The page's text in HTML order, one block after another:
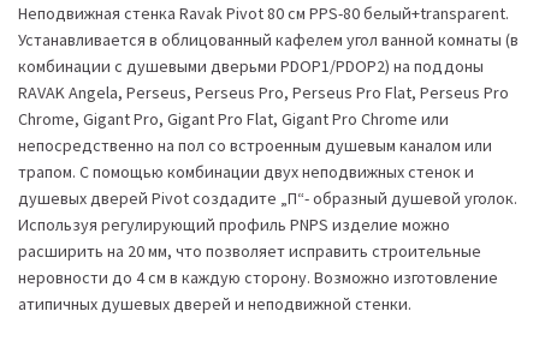
Неподвижная стенка Ravak Pivot 80 см PPS-80 белый+transparent.
Устанавливается в облицованный кафелем угол ванной комнаты (в
комбинации с душевыми дверьми PDOP1/PDOP2) на поддоны
RAVAK Angela, Perseus, Perseus Pro, Perseus Pro Flat, Perseus Pro
Chrome, Gigant Pro, Gigant Pro Flat, Gigant Pro Chrome или
непосредственно на пол со встроенным душевым каналом или
трапом. С помощью комбинации двух неподвижных стенок и
душевых дверей Pivot создадите „П“- образный душевой уголок.
Используя регулирующий профиль PNPS изделие можно
расширить на 20 мм, что позволяет исправить строительные
неровности до 4 см в каждую сторону. Возможно изготовление
атипичных душевых дверей и неподвижной стенки.